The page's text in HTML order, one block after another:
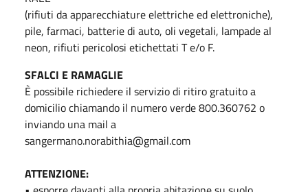
(rifiuti da apparecchiature elettriche ed elettroniche),
pile, farmaci, batterie di auto, oli vegetali, lampade al
neon, rifiuti pericolosi etichettati T e/o F.
SFALCI E RAMAGLIE
È possibile richiedere il servizio di ritiro gratuito a
domicilio chiamando il numero verde 800.360762 o
inviando una mail a
sangermano.norabithia@gmail.com
ATTENZIONE: